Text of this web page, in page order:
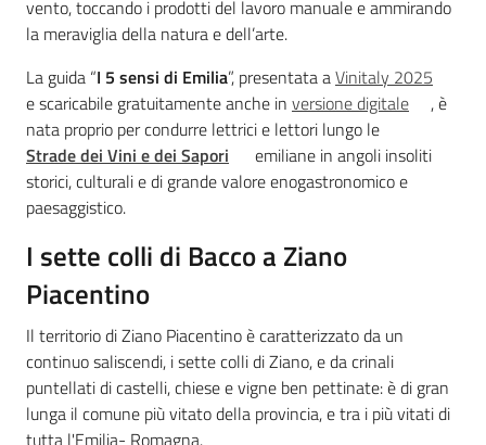
Agricoltura
in
cifre
Agricoltura,
caccia e
pesca
Argomenti
Novità
Servizi
vento, toccando i prodotti del lavoro manuale e ammirando
la meraviglia della natura e dell’arte.
La guida “I 5 sensi di Emilia”, presentata aVinitaly 2025
e scaricabile gratuitamente anche in versione digitale
, è
nata proprio per condurre lettrici e lettori lungo le
Strade dei Vini e dei Sapori
emiliane in angoli insoliti
storici, culturali e di grande valore enogastronomico e
paesaggistico.
I sette colli di Bacco a Ziano
Piacentino
Il territorio di Ziano Piacentino è caratterizzato da un
continuo saliscendi, i sette colli di Ziano, e da crinali
puntellati di castelli, chiese e vigne ben pettinate: è di gran
lunga il comune più vitato della provincia, e tra i più vitati di
tutta l'Emilia- Romagna.